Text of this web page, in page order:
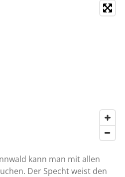
kann man mit allen
Der Specht weist den